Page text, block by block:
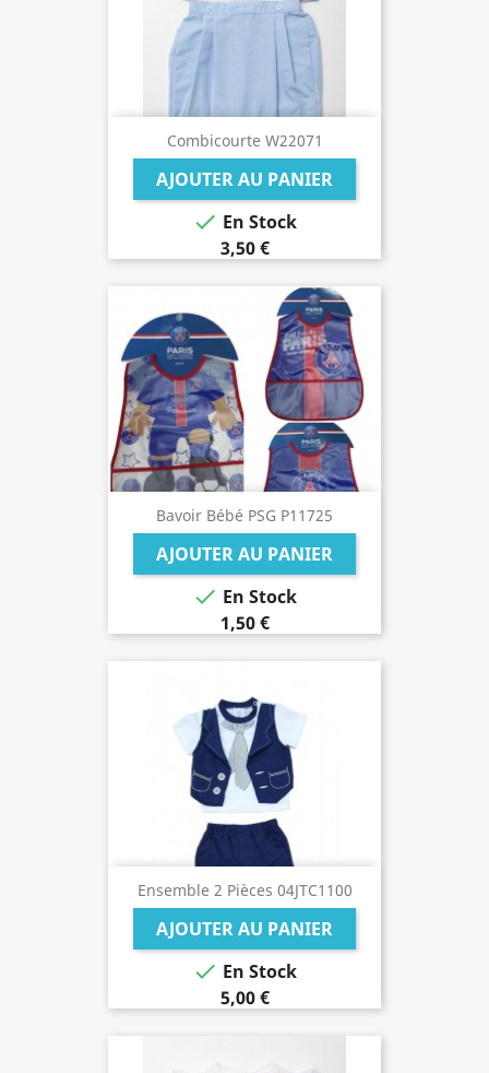
Combicourte W22071
AJOUTER AU PANIER
 En Stock
3,50 €
Bavoir Bébé PSG P11725
AJOUTER AU PANIER
 En Stock
1,50 €
Ensemble 2 Pièces 04JTC1100
AJOUTER AU PANIER
 En Stock
5,00 €